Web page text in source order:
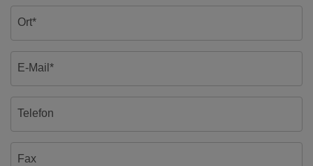
Ort*
E-Mail*
Telefon
Fax